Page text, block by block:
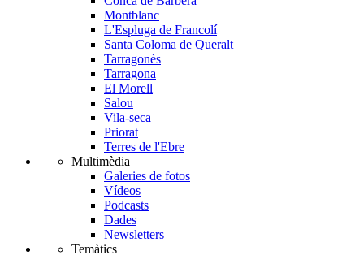
Montblanc
L'Espluga de Francolí
Santa Coloma de Queralt
Tarragonès
Tarragona
El Morell
Salou
Vila-seca
Priorat
Terres de l'Ebre
Multimèdia
Galeries de fotos
Vídeos
Podcasts
Dades
Newsletters
Temàtics